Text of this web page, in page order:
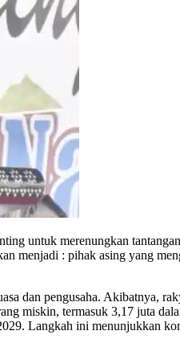
untuk merenungkan
menjadi : pihak asing yang
dan pengusaha. Akibatnya,
miskin, termasuk 3,17 juta
Langkah ini menunjukkan